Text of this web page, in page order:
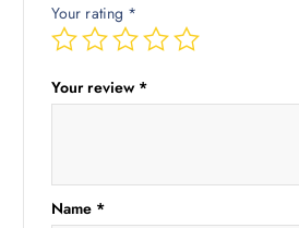
Your rating *
Your review *
Name *